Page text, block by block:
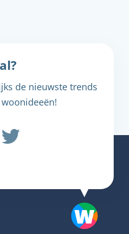
de nieuwste trends